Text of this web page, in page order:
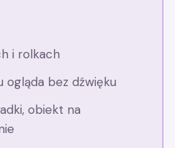
i rolkach
ogląda bez dźwięku
obiekt na